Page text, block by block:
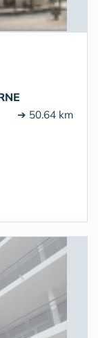
➔ 50.64 km